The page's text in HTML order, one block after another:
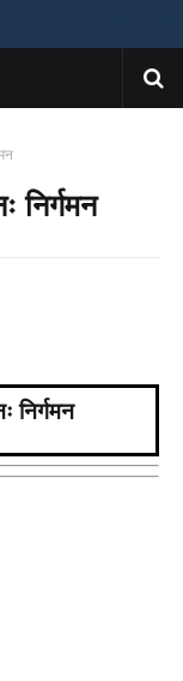
निर्गमन
निर्गमन